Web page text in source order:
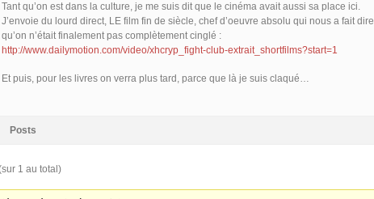
Tant qu’on est dans la culture, je me suis dit que le cinéma avait aussi sa place ici.
J’envoie du lourd direct, LE film fin de siècle, chef d’oeuvre absolu qui nous a fait dire
qu’on n’était finalement pas complètement cinglé :
http://www.dailymotion.com/video/xhcryp_fight-club-extrait_shortfilms?start=1
Et puis, pour les livres on verra plus tard, parce que là je suis claqué…
Posts
1 au total)